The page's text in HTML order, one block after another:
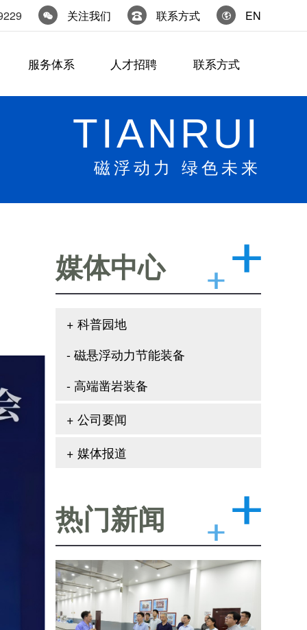
关注我们 联系方式 EN
服务体系 人才招聘 联系方式
TIANRUI
磁浮动力 绿色未来
媒体中心
+ 科普园地
- 磁悬浮动力节能装备
- 高端凿岩装备
+ 公司要闻
+ 媒体报道
热门新闻